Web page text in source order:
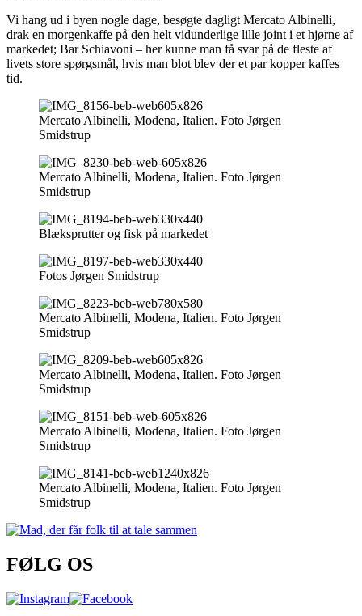
Vi hang ud i byen nogle dage, besøgte dagligt Mercato Albinelli,
drak en morgenkaffe på den helt vidunderlige lille joint i et hjørne af
markedet; Bar Schiavoni – her kunne man få svar på de fleste af
livets store spørgsmål, hvis man blot blev der et par kopper kaffes
tid.
Mercato Albinelli, Modena, Italien. Foto Jørgen
Smidstrup
Mercato Albinelli, Modena, Italien. Foto Jørgen
Smidstrup
Blæksprutter og fisk på markedet
Fotos Jørgen Smidstrup
Mercato Albinelli, Modena, Italien. Foto Jørgen
Smidstrup
Mercato Albinelli, Modena, Italien. Foto Jørgen
Smidstrup
Mercato Albinelli, Modena, Italien. Foto Jørgen
Smidstrup
Mercato Albinelli, Modena, Italien. Foto Jørgen
Smidstrup
FØLG OS